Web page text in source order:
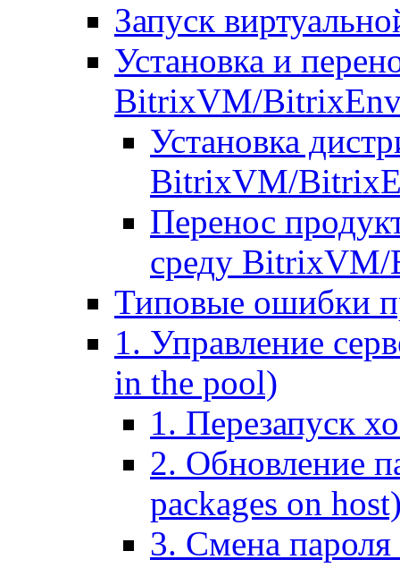
Запуск
Установка и
BitrixVM/
Установка
BitrixVM/
Перенос
среду
Типовые ошибки
1. Управление
in the pool)
1. Перезапуск
2. Обновление
packages on
3. Смена пароля